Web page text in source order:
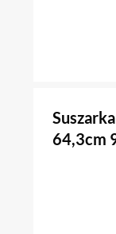
64,3cm